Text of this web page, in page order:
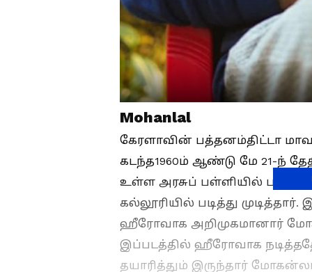
Mohanlal
கேரளாவின் பத்தனம்திட்டா
கடந்த1960ம் ஆண்டு மே 21-ந்
உள்ள அரசுப் பள்ளியில் படித்த
கல்லூரியில் படித்து
ஹீரோவாக அறிமுகமானார்
இப்படத்தில் ஹீரோவாக
தயாரித்தும் இருந்தார்